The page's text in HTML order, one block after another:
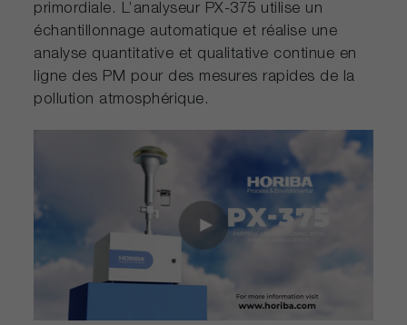
primordiale. L’analyseur PX-375 utilise un
échantillonnage automatique et réalise une
analyse quantitative et qualitative continue en
ligne des PM pour des mesures rapides de la
pollution atmosphérique.